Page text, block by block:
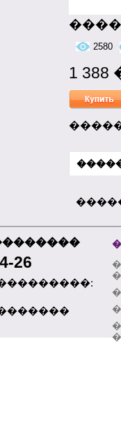
2580
1
�����
�����
26